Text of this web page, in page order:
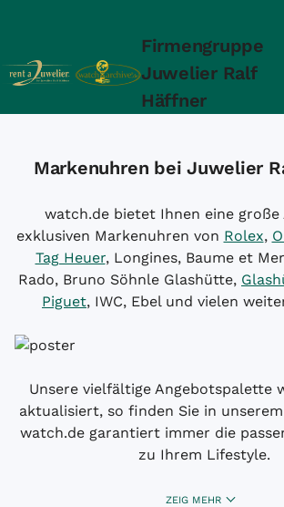
Firmengruppe
Juwelier Ralf
Häffner
Markenuhren bei Juwelier
watch.de bietet Ihnen eine große
exklusiven Markenuhren von Rolex,
Tag Heuer, Longines, Baume et
Rado, Bruno Söhnle Glashütte,
Piguet, IWC, Ebel und vielen
Unsere vielfältige Angebotspalette
aktualisiert, so finden Sie in
watch.de garantiert immer die
zu Ihrem Lifestyle.
ZEIG MEHR